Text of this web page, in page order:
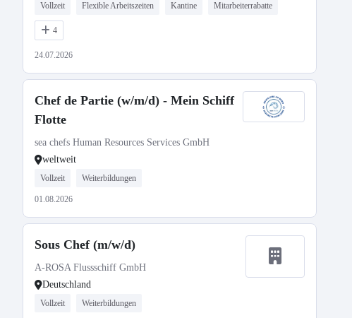
Vollzeit Flexible Arbeitszeiten Kantine Mitarbeiterrabatte
4
24.07.2026
Chef de Partie (w/m/d) - Mein Schiff
Flotte
sea chefs Human Resources Services GmbH
weltweit
Vollzeit Weiterbildungen
01.08.2026
Sous Chef (m/w/d)
A-ROSA Flussschiff GmbH
Deutschland
Vollzeit Weiterbildungen